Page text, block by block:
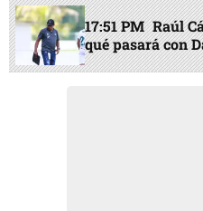
17:51 PM Raúl
qué pasará con